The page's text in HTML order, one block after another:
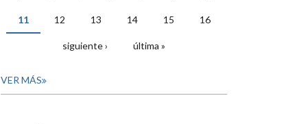
11 12 13 14 15 16
siguiente › última »
VER MÁS